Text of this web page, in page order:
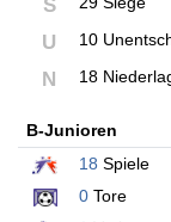
S
U 10
N 18
B-Junioren
18 Spiele
0 Tore